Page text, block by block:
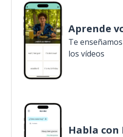
Aprende
Te
los vídeos
Habla con